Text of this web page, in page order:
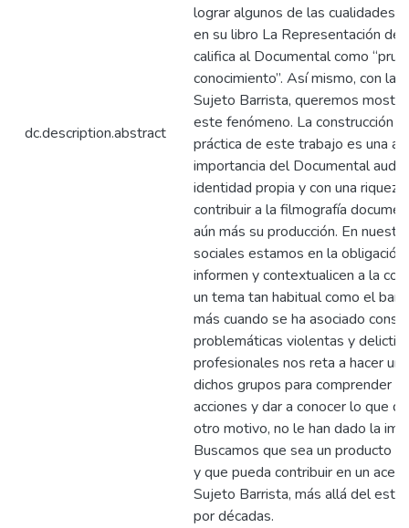
dc.description.abstract
lograr algunos de las cualidades
en su libro La Representación de
califica al Documental como
conocimiento”. Así mismo, con la
Sujeto Barrista, queremos
este fenómeno. La construcción
práctica de este trabajo es una
importancia del Documental
identidad propia y con una
contribuir a la filmografía
aún más su producción. En
sociales estamos en la
informen y contextualicen a la
un tema tan habitual como el
más cuando se ha asociado
problemáticas violentas y
profesionales nos reta a hacer
dichos grupos para comprender
acciones y dar a conocer lo que
otro motivo, no le han dado la
Buscamos que sea un producto
y que pueda contribuir en un
Sujeto Barrista, más allá del
por décadas.